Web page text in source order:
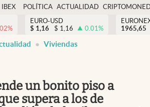
USA
IBEX
EURO
POLÍTICA ACTUALIDAD
%
EURO-USD
$ 1,16 $ 1,16 0.01%
1965,65
Viviendas
un bonito piso a
supera a los de